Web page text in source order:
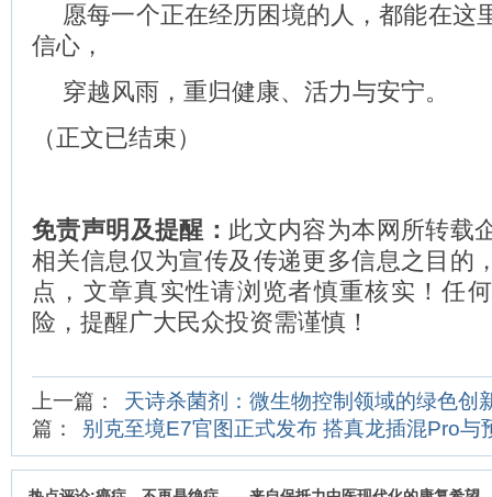
愿每一个正在经历困境的人，都能在这
信心，
穿越风雨，重归健康、活力与安宁。
（正文已结束）
免责声明及提醒： 此文内容为本网所转载
相关信息仅为宣传及传递更多信息之目的
点，文章真实性请浏览者慎重核实！任
险，提醒广大民众投资需谨慎！
上一篇：
天诗杀菌剂：微生物控制领域的绿色创
篇：
别克至境E7官图正式发布 搭真龙插混Pro与